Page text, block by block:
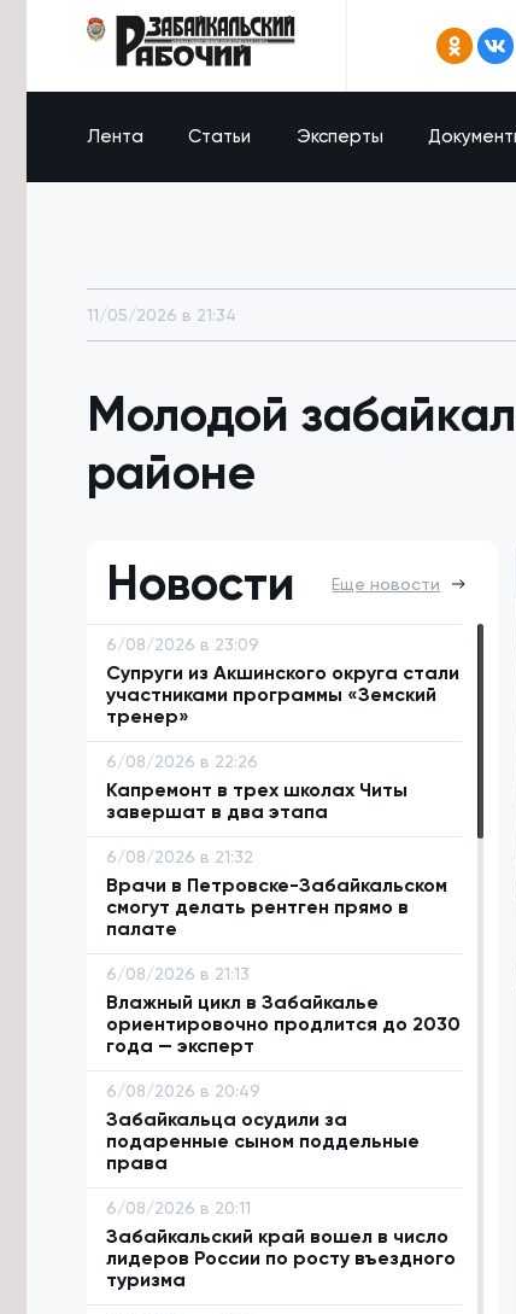
Лента Статьи Эксперты
11/05/2026 в 21:34
Молодой
районе
Новости
Еще новости
6/08/2026 в 23:09
Супруги из Акшинского округа стали
участниками программы «Земский
тренер»
6/08/2026 в 22:26
Капремонт в трех школах Читы
завершат в два этапа
6/08/2026 в 21:32
Врачи в Петровске-Забайкальском
смогут делать рентген прямо в
палате
6/08/2026 в 21:13
Влажный цикл в Забайкалье
ориентировочно продлится до 2030
года — эксперт
6/08/2026 в 20:49
Забайкальца осудили за
подаренные сыном поддельные
права
6/08/2026 в 20:11
Забайкальский край вошел в число
лидеров России по росту въездного
туризма